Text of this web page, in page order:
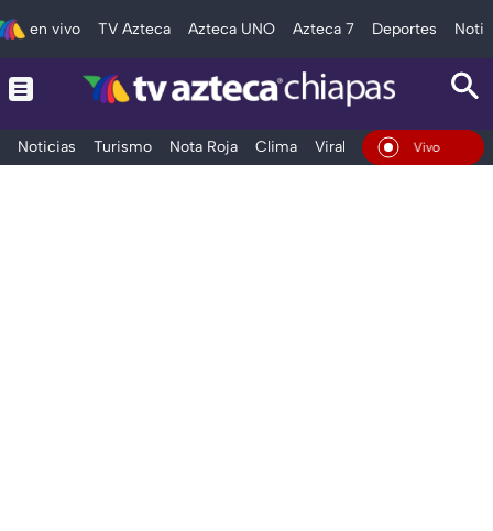
en vivo TV Azteca Azteca UNO Azteca 7 Deportes
Noticias Turismo Nota Roja Clima Viral y Tendencia
En Vivo